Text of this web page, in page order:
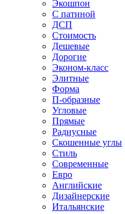
Экошпон
С патиной
ДСП
Стоимость
Дешевые
Дорогие
Эконом-класс
Элитные
Форма
П-образные
Угловые
Прямые
Радиусные
Скошенные углы
Стиль
Современные
Евро
Английские
Дизайнерские
Итальянские